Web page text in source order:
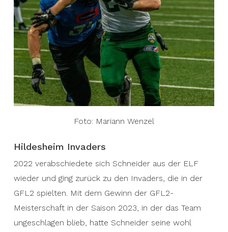
Foto: Mariann Wenzel
Hildesheim Invaders
2022 verabschiedete sich Schneider aus der ELF
wieder und ging zurück zu den Invaders, die in der
GFL2 spielten. Mit dem Gewinn der GFL2-
Meisterschaft in der Saison 2023, in der das Team
ungeschlagen blieb, hatte Schneider seine wohl